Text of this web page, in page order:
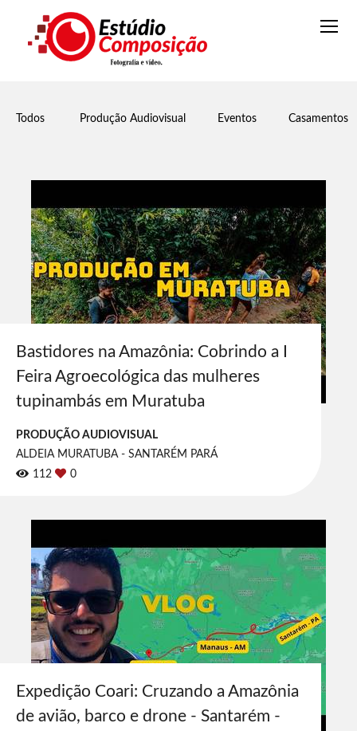
Todos Produção Audiovisual Eventos Casamentos
Bastidores na Amazônia: Cobrindo a I
Feira Agroecológica das mulheres
tupinambás em Muratuba
PRODUÇÃO AUDIOVISUAL
ALDEIA MURATUBA - SANTARÉM PARÁ
112
0
Expedição Coari: Cruzando a Amazônia
de avião, barco e drone - Santarém -